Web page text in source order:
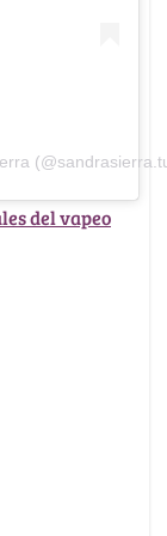
del vapeo